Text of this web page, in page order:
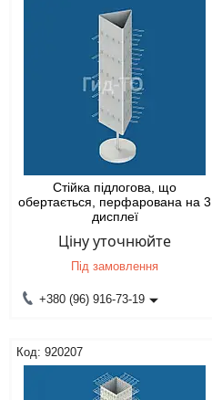
Стійка підлогова, що
обертається, перфарована на 3
дисплеї
Ціну уточнюйте
Під замовлення
+380 (96) 916-73-19
920207